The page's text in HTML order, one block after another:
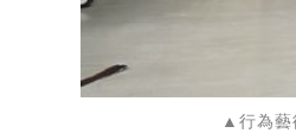
▲行為藝